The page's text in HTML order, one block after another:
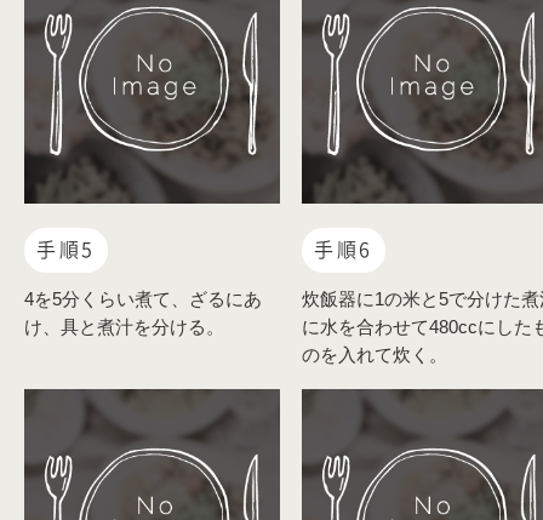
手順5
4を5分くらい煮て、ざるにあ
け、具と煮汁を分ける。
手順6
炊飯器に1の米と5で分けた煮
に水を合わせて480ccにした
のを入れて炊く。